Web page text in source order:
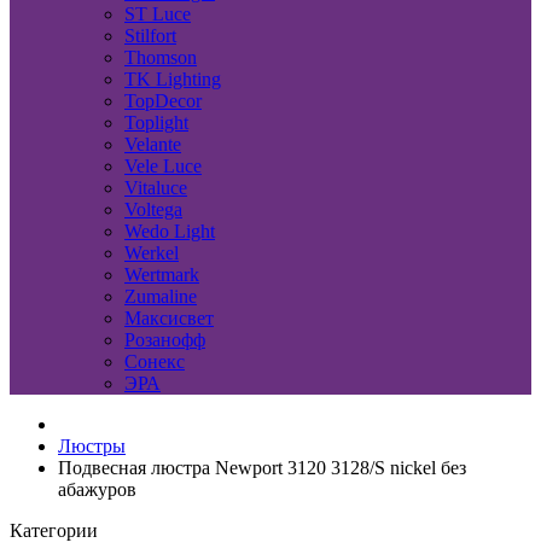
ST Luce
Stilfort
Thomson
TK Lighting
TopDecor
Toplight
Velante
Vele Luce
Vitaluce
Voltega
Wedo Light
Werkel
Wertmark
Zumaline
Максисвет
Розанофф
Сонекс
ЭРА
Люстры
Подвесная люстра Newport 3120 3128/S nickel без
абажуров
Категории